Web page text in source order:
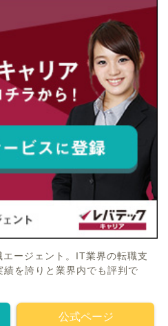
ージェント。IT業界の転職支
を誇りと業界内でも評判で
公式ページ